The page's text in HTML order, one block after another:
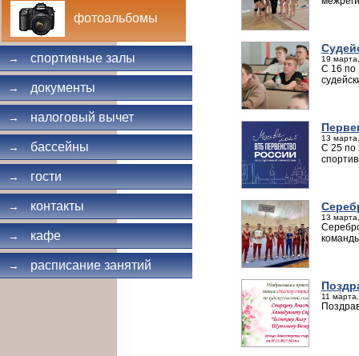
фотоальбомы
→ спортивные залы
→ документы
→ налоговый вычет
→ бассейны
→ гости
→ контакты
→ кафе
→ расписание занятий
19
С 16 по
13
С 25 по
13
11